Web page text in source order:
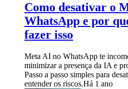
Como desativar o
WhatsApp e por
fazer isso
Meta AI no WhatsApp te
minimizar a presença da IA e
Passo a passo simples para
entender os riscos.Há 1 ano